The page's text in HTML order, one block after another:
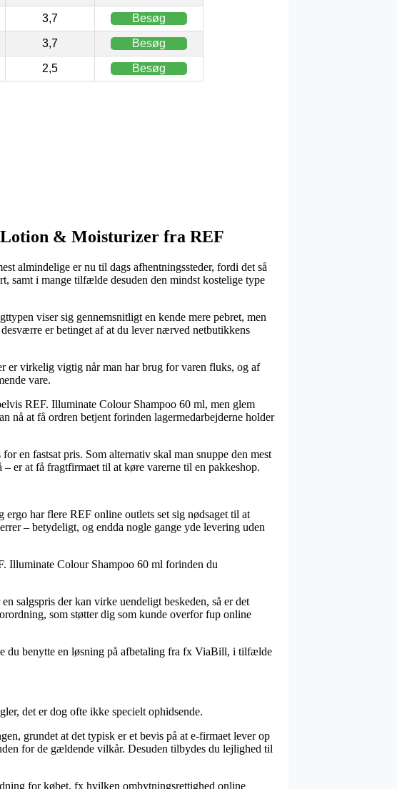
3,7 Besøg
3,7 Besøg
2,5 Besøg
Lotion & Moisturizer fra REF
almindelige er nu til dags afhentningssteder, fordi det så
samt i mange tilfælde desuden den mindst kostelige type
viser sig gennemsnitligt en kende mere pebret, men
er betinget af at du lever nærved netbutikkens
er virkelig vigtig når man har brug for varen fluks, og af
vare.
REF. Illuminate Colour Shampoo 60 ml, men glem
nå at få ordren betjent forinden lagermedarbejderne holder
en fastsat pris. Som alternativ skal man snuppe den mest
er at få fragtfirmaet til at køre varerne til en pakkeshop.
har flere REF online outlets set sig nødsaget til at
– betydeligt, og endda nogle gange yde levering uden
Illuminate Colour Shampoo 60 ml forinden du
salgspris der kan virke uendeligt beskeden, så er det
som støtter dig som kunde overfor fup online
du benytte en løsning på afbetaling fra fx ViaBill, i tilfælde
det er dog ofte ikke specielt ophidsende.
grundet at det typisk er et bevis på at e-firmaet lever op
for de gældende vilkår. Desuden tilbydes du lejlighed til
for købet, fx hvilken ombytningsrettighed online